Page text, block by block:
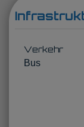
Verkehr
Bus